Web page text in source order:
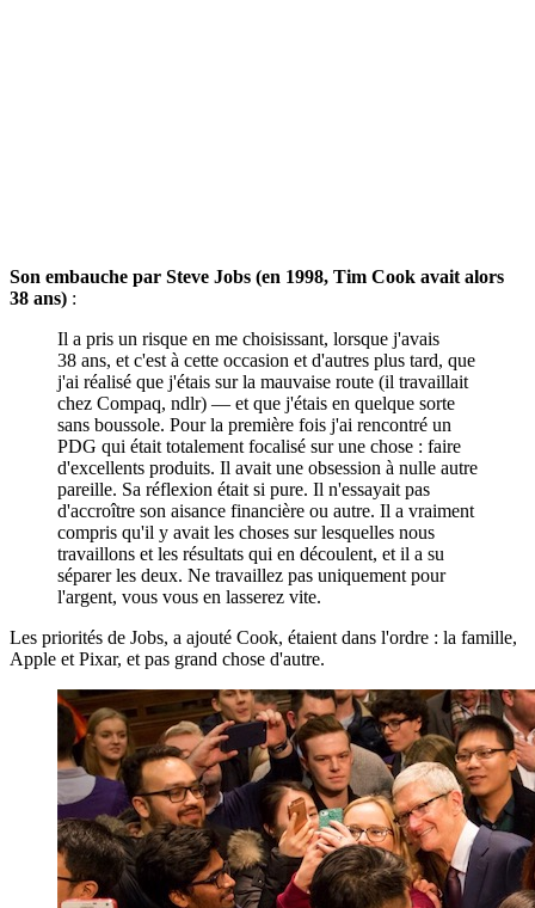
Son embauche par Steve Jobs (en 1998, Tim Cook avait alors
38 ans) :
Il a pris un risque en me choisissant, lorsque j'avais
38 ans, et c'est à cette occasion et d'autres plus tard, que
j'ai réalisé que j'étais sur la mauvaise route (il travaillait
chez Compaq, ndlr) — et que j'étais en quelque sorte
sans boussole. Pour la première fois j'ai rencontré un
PDG qui était totalement focalisé sur une chose : faire
d'excellents produits. Il avait une obsession à nulle autre
pareille. Sa réflexion était si pure. Il n'essayait pas
d'accroître son aisance financière ou autre. Il a vraiment
compris qu'il y avait les choses sur lesquelles nous
travaillons et les résultats qui en découlent, et il a su
séparer les deux. Ne travaillez pas uniquement pour
l'argent, vous vous en lasserez vite.
Les priorités de Jobs, a ajouté Cook, étaient dans l'ordre : la famille,
Apple et Pixar, et pas grand chose d'autre.